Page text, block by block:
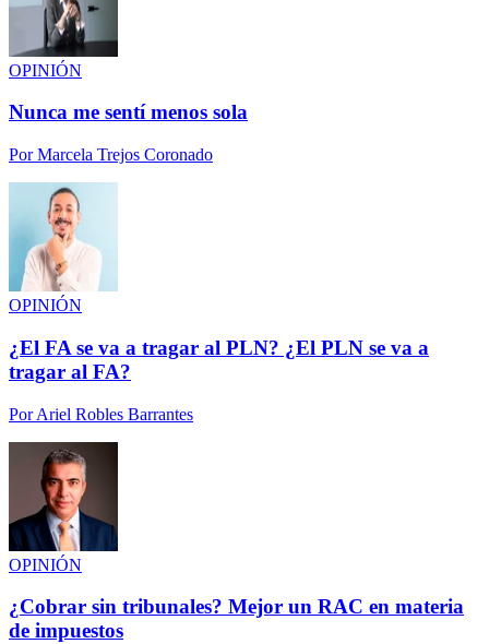
OPINIÓN
Nunca me sentí menos sola
PorMarcela Trejos Coronado
OPINIÓN
¿El FA se va a tragar al PLN? ¿El PLN se va a
tragar al FA?
PorAriel Robles Barrantes
OPINIÓN
¿Cobrar sin tribunales? Mejor un RAC en materia
de impuestos